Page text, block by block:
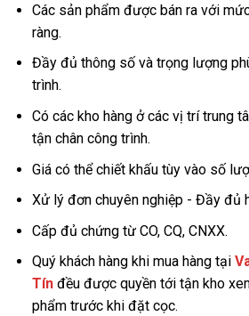
Các sản phẩm được bán ra với
ràng.
Đầy đủ thông số và trọng lượng
trình.
Có các kho hàng ở các vị trí trung
tận chân công trình.
Giá có thể chiết khấu tùy vào số
Xử lý đơn chuyên nghiệp - Đầy đủ
Cấp đủ chứng từ CO, CQ, CNXX.
Quý khách hàng khi mua hàng tại
Tínđều được quyền tới tận kho
phẩm trước khi đặt cọc.